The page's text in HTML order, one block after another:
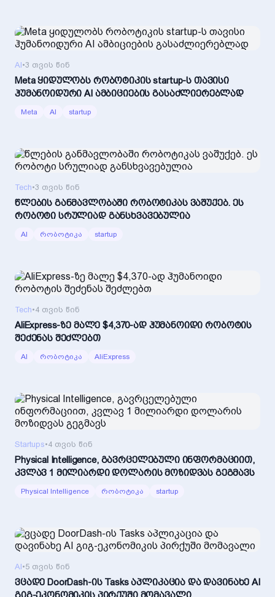
AI•3 თვის წინ
Meta ყიდულობს რობოტიკის startup-ს თავისი
ჰუმანოიდური AI ამბიციების გასაძლიერებლად
Meta AI startup
Tech•3 თვის წინ
წლების განმავლობაში რობოტიკას ვაშუქებ. ეს
რობოტი სრულიად განსხვავებულია
AI რობოტიკა startup
Tech•4 თვის წინ
AliExpress-ზე მალე $4,370-ად ჰუმანოიდი რობოტის
შეძენას შეძლებთ
AI რობოტიკა AliExpress
Startups•4 თვის წინ
Physical Intelligence, გავრცელებული ინფორმაციით,
კვლავ 1 მილიარდი დოლარის მოზიდვას გეგმავს
Physical Intelligence რობოტიკა startup
AI•5 თვის წინ
ვცადე DoorDash-ის Tasks აპლიკაცია და დავინახე AI